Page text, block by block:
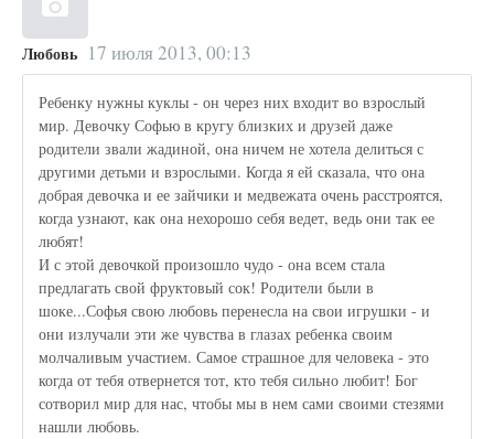
Любовь 17 июля 2013, 00:13
Ребенку нужны куклы - он через них входит во взрослый
мир. Девочку Софью в кругу близких и друзей даже
родители звали жадиной, она ничем не хотела делиться с
другими детьми и взрослыми. Когда я ей сказала, что она
добрая девочка и ее зайчики и медвежата очень расстроятся,
когда узнают, как она нехорошо себя ведет, ведь они так ее
любят!
И с этой девочкой произошло чудо - она всем стала
предлагать свой фруктовый сок! Родители были в
шоке...Софья свою любовь перенесла на свои игрушки - и
они излучали эти же чувства в глазах ребенка своим
молчаливым участием. Самое страшное для человека - это
когда от тебя отвернется тот, кто тебя сильно любит! Бог
сотворил мир для нас, чтобы мы в нем сами своими стезями
нашли любовь.